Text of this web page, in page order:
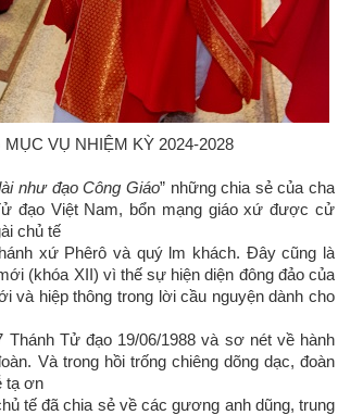
VỤ NHIỆM KỲ 2024-2028
như đạo Công Giáo” những chia sẻ của cha
đạo Việt Nam, bổn mạng giáo xứ được cử
chủ tế
xứ Phêrô và quý lm khách. Đây cũng là
(khóa XII) vì thế sự hiện diện đông đảo của
và hiệp thông trong lời cầu nguyện dành cho
Tử đạo 19/06/1988 và sơ nét về hành
Và trong hồi trống chiêng dõng dạc, đoàn
tạ ơn
tế đã chia sẻ về các gương anh dũng, trung